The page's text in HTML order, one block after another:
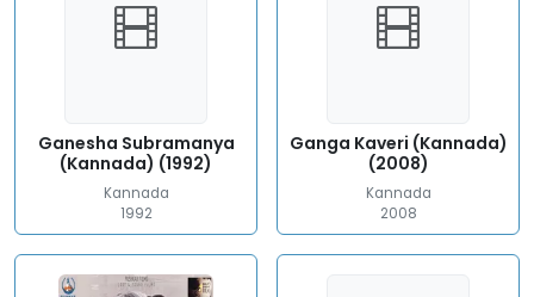
Ganesha Subramanya
(Kannada) (1992)
Kannada
1992
Ganga Kaveri (Kannada)
(2008)
Kannada
2008